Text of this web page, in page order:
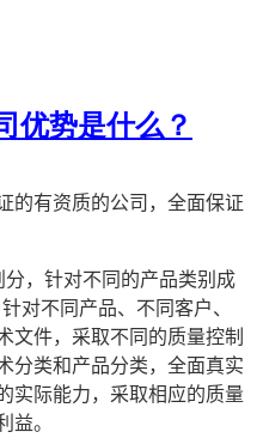
优势是什么？
的有资质的公司，全面保证
，针对不同的产品类别成
对不同产品、不同客户、
文件，采取不同的质量控制
分类和产品分类，全面真实
实际能力，采取相应的质量
。